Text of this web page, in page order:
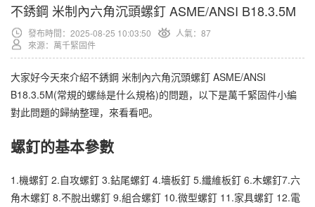
不銹鋼 米制內六角沉頭螺釘 ASME/ANSI B18.3.5M
發布時間：2025-08-25 10:03:50 人氣： 87
來源：萬千緊固件
大家好今天來介紹不銹鋼 米制內六角沉頭螺釘 ASME/ANSI
B18.3.5M(常規的螺絲是什么規格)的問題，以下是萬千緊固件小編
對此問題的歸納整理，來看看吧。
螺釘的基本參數
1.機螺釘 2.自攻螺釘 3.鉆尾螺釘 4.墻板釘 5.纖維板釘 6.木螺釘7.六
角木螺釘 8.不脫出螺釘 9.組合螺釘 10.微型螺釘 11.家具螺釘 12.電